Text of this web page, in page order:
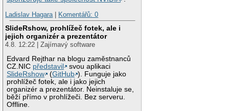
Ladislav Hagara| Komentářů: 0
SlideRshow, prohlížeč fotek, ale i
jejich organizér a prezentátor
4.8. 12:22 | Zajímavý software
Edvard Rejthar na blogu zaměstnanců
CZ.NIC představil
svou aplikaci
SlideRshow
(GitHub ). Funguje jako
prohlížeč fotek, ale i jako jejich
organizér a prezentátor. Neinstaluje se,
běží přímo v prohlížeči. Bez serveru.
Offline.